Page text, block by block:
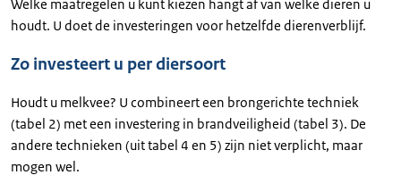
Welke maatregelen u kunt kiezen hangt af van welke dieren u
houdt. U doet de investeringen voor hetzelfde dierenverblijf.
Zo investeert u per diersoort
Houdt u melkvee? U combineert een brongerichte techniek
(tabel 2) met een investering in brandveiligheid (tabel 3). De
andere technieken (uit tabel 4 en 5) zijn niet verplicht, maar
mogen wel.